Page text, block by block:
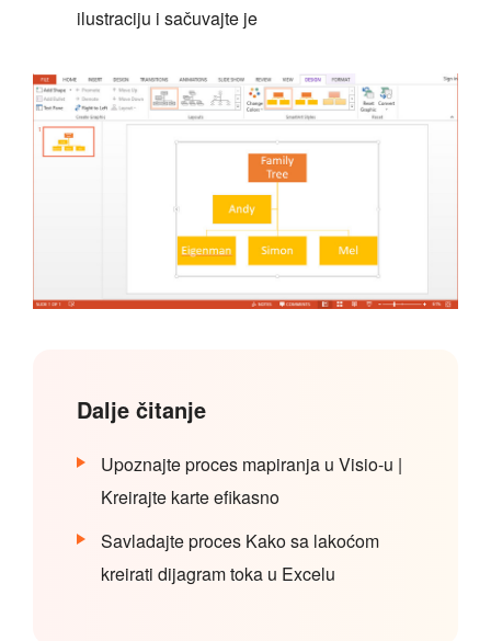
ilustraciju i sačuvajte je
Dalje čitanje
Upoznajte proces mapiranja u Visio-u |
Kreirajte karte efikasno
Savladajte proces Kako sa lakoćom
kreirati dijagram toka u Excelu